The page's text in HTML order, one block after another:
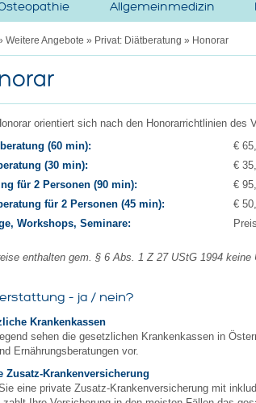
Allgemeinmedizin
Weitere Angebote » Privat: Diätberatung » Honorar
orientiert sich nach den Honorarrichtlinien des
(60 min):
€
(30 min):
€
für 2 Personen (90 min):
€
für 2 Personen (45 min):
€
Workshops, Seminare:
enthalten gem. § 6 Abs. 1 Z 27 UStG 1994 keine
– ja / nein?
Krankenkassen
sehen die gesetzlichen Krankenkassen in
Ernährungsberatungen vor.
Zusatz-Krankenversicherung
eine private Zusatz-Krankenversicherung mit